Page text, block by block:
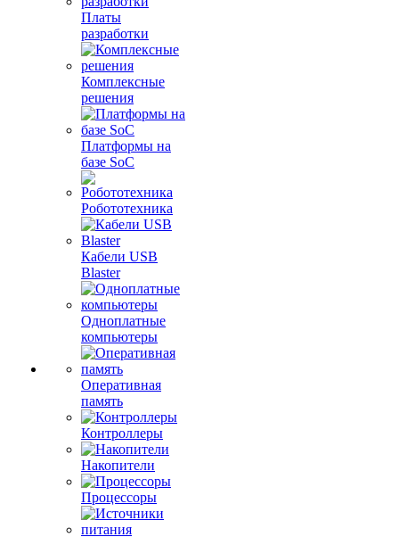
Платы
разработки
Комплексные
решения
Платформы на
базе SoC
Робототехника
Кабели USB
Blaster
Одноплатные
компьютеры
Оперативная
память
Контроллеры
Накопители
Процессоры